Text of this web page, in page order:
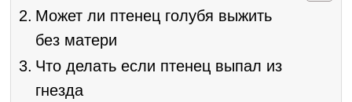
Может ли птенец голубя выжить
без матери
Что делать если птенец выпал из
гнезда